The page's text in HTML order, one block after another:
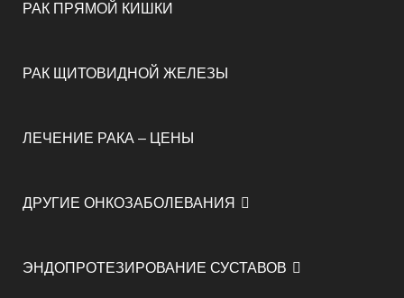
РАК ПРЯМОЙ КИШКИ
РАК ЩИТОВИДНОЙ ЖЕЛЕЗЫ
ЛЕЧЕНИЕ РАКА – ЦЕНЫ
ДРУГИЕ ОНКОЗАБОЛЕВАНИЯ
ЭНДОПРОТЕЗИРОВАНИЕ СУСТАВОВ